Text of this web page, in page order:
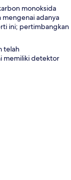
monoksida
mengenai adanya
ini; pertimbangkan
telah
memiliki detektor